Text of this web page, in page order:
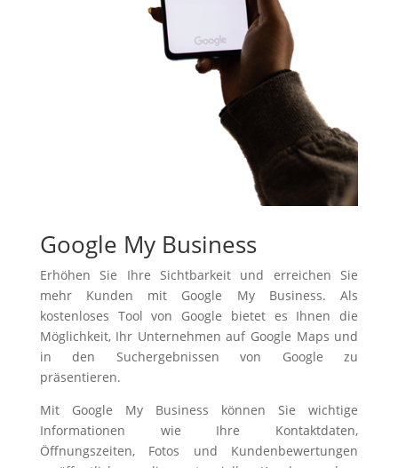
Google My Business
Erhöhen Sie Ihre Sichtbarkeit und erreichen Sie
mehr Kunden mit Google My Business. Als
kostenloses Tool von Google bietet es Ihnen die
Möglichkeit, Ihr Unternehmen auf Google Maps und
in den Suchergebnissen von Google zu
präsentieren.
Mit Google My Business können Sie wichtige
Informationen wie Ihre Kontaktdaten,
Öffnungszeiten, Fotos und Kundenbewertungen